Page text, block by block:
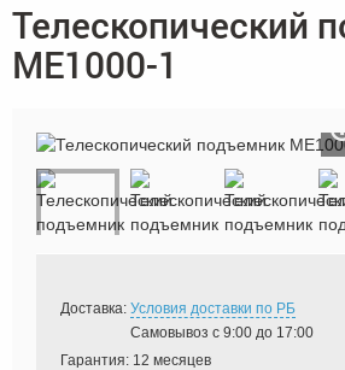
Вы
здесь
Телескопический
ME1000-1
Доставка: Условия доставки по РБ
Самовывоз с 9:00 до 17:00
Гарантия: 12 месяцев